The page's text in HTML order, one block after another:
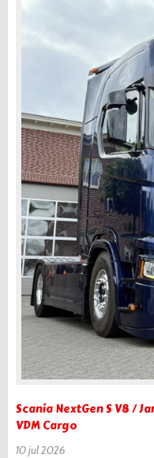
Scania NextGen S V8 /
VDM Cargo
10 jul 2026